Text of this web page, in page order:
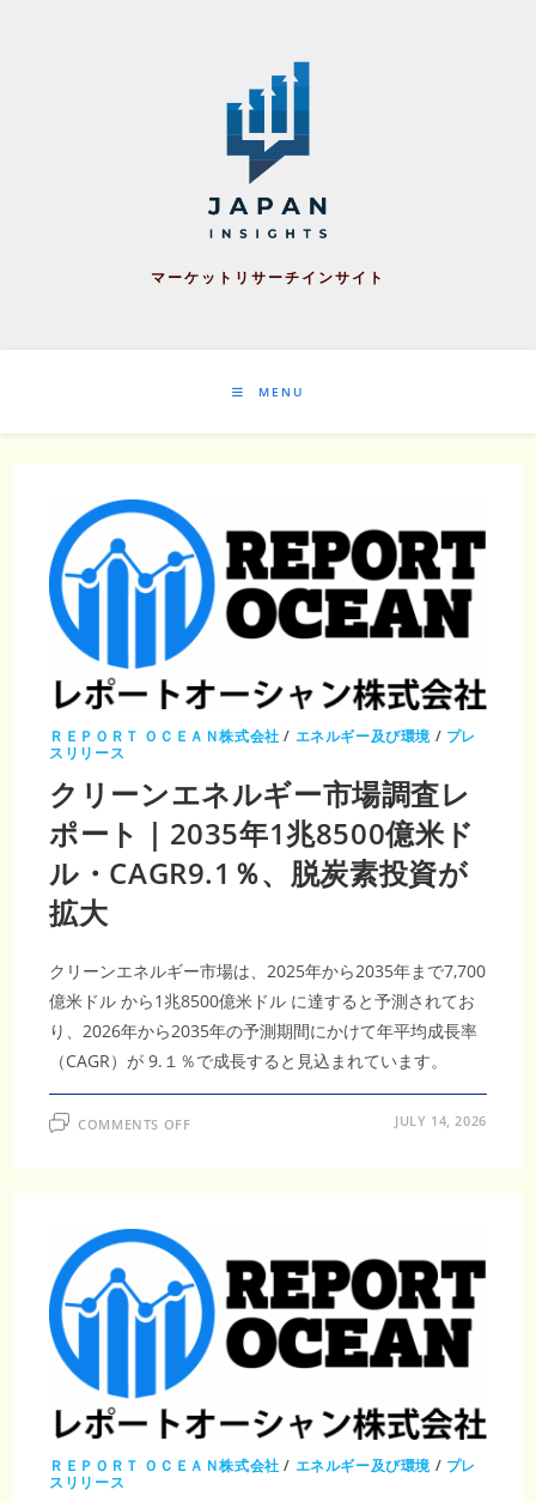
マーケットリサーチインサイト
MENU
ＲＥＰＯＲＴ ＯＣＥＡＮ株式会社 / エネルギー及び環境 / プレ
スリリース
クリーンエネルギー市場調査レ
ポート｜2035年1兆8500億米ド
ル・CAGR9.1％、脱炭素投資が
拡大
クリーンエネルギー市場は、2025年から2035年まで7,700
億米ドル から1兆8500億米ドル に達すると予測されてお
り、2026年から2035年の予測期間にかけて年平均成長率
（CAGR）が 9.１％で成長すると見込まれています。
COMMENTS OFFON
ー
市
場
調
査
レ
ポ
ー
2035
年
1
兆
8500
JULY 14, 2026
ＲＥＰＯＲＴ ＯＣＥＡＮ株式会社 / エネルギー及び環境 / プレ
スリリース